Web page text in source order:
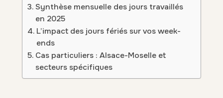
Synthèse mensuelle des jours travaillés
en 2025
L’impact des jours fériés sur vos week-
ends
Cas particuliers : Alsace-Moselle et
secteurs spécifiques